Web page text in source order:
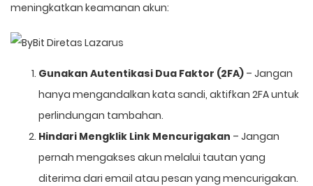
meningkatkan keamanan akun:
Gunakan Autentikasi Dua Faktor (2FA) – Jangan
hanya mengandalkan kata sandi, aktifkan 2FA untuk
perlindungan tambahan.
Hindari Mengklik Link Mencurigakan – Jangan
pernah mengakses akun melalui tautan yang
diterima dari email atau pesan yang mencurigakan.